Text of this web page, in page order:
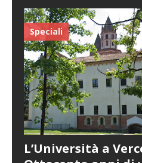
Speciali
L’Università a